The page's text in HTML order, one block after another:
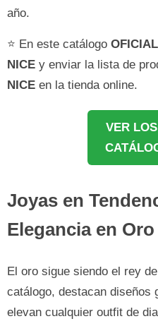
año.
⭐ En este catálogo
NICE y enviar la lista de
NICE en la tienda online.
VER
Joyas en
Elegancia en
El oro sigue siendo el rey
catálogo, destacan diseños
elevan cualquier outfit de